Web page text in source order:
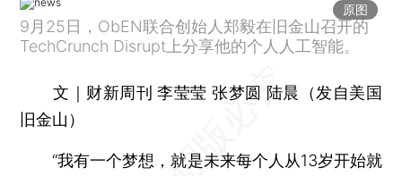
原图
9月25日，ObEN联合创始人郑毅在旧金山召开的
TechCrunch Disrupt上分享他的个人人工智能。
文｜财新周刊 李莹莹 张梦圆 陆晨（发自美国
旧金山）
“我有一个梦想，就是未来每个人从13岁开始就